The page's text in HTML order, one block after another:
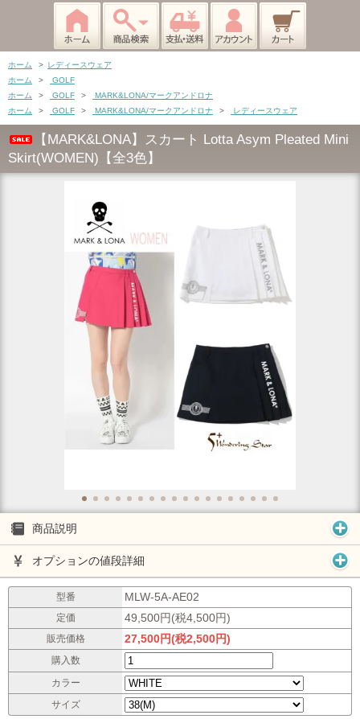
ホーム > レディースウェア
ホーム
>
GOLF
ホーム
> GOLF >
MARK&LONA/マークアンドロナ
ホーム
> GOLF > MARK&LONA/マークアンドロナ > レディースウェア
【MARK&LONA】スカート Lotta Asym Pleated Mini
Skirt(WOMEN)【全3色】
商品説明
オプションの値段詳細
型番 MLW-5A-AE02
定価 49,500円(税4,500円)
販売価格 27,500円(税2,500円)
購入数
カラー
サイズ